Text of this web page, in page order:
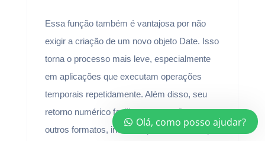
Essa função também é vantajosa por não
exigir a criação de um novo objeto Date. Isso
torna o processo mais leve, especialmente
em aplicações que executam operações
temporais repetidamente. Além disso, seu
retorno numérico facilita a conversão para
outros formatos, inclusive para sistemas que
Olá, como posso ajudar?